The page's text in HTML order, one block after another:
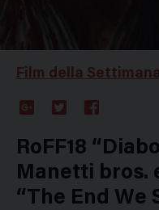
Film della Settimana
Plus
RoFF18
Manetti bros.
“The End We